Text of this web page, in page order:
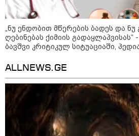
და
ხარკოვის
უკანონო
მაინც
21:17 / 08-
„ნუ ენდობით მწერების ბადეს და ნუ
ღებინებას ქიმიის
ბავშვი კრიტიკულ სიტუაციაში,
ALLNEWS.GE